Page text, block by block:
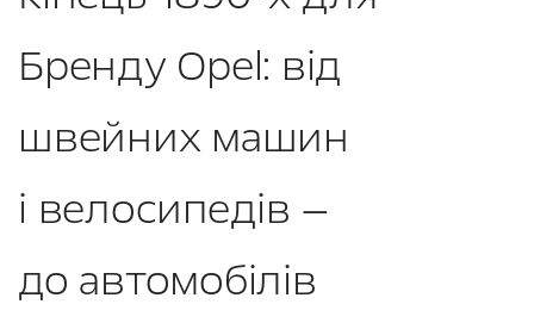
Бренду Opel: від
швейних машин
і велосипедів —
до автомобілів